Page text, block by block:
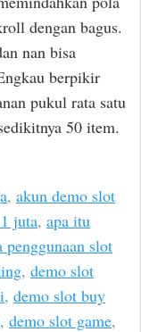
dengan bagus.
nan bisa
berpikir
pukul rata satu
50 item.
, akun demo slot
juta, apa itu
penggunaan slot
, demo slot
, demo slot buy
, demo slot game,